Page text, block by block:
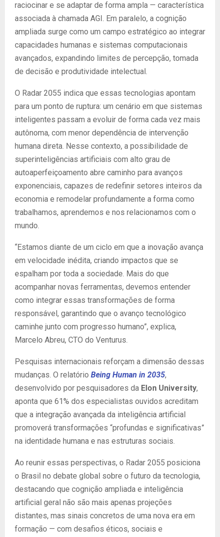
raciocinar e se adaptar de forma ampla — característica
associada à chamada AGI. Em paralelo, a cognição
ampliada surge como um campo estratégico ao integrar
capacidades humanas e sistemas computacionais
avançados, expandindo limites de percepção, tomada
de decisão e produtividade intelectual.
O Radar 2055 indica que essas tecnologias apontam
para um ponto de ruptura: um cenário em que sistemas
inteligentes passam a evoluir de forma cada vez mais
autônoma, com menor dependência de intervenção
humana direta. Nesse contexto, a possibilidade de
superinteligências artificiais com alto grau de
autoaperfeiçoamento abre caminho para avanços
exponenciais, capazes de redefinir setores inteiros da
economia e remodelar profundamente a forma como
trabalhamos, aprendemos e nos relacionamos com o
mundo.
“Estamos diante de um ciclo em que a inovação avança
em velocidade inédita, criando impactos que se
espalham por toda a sociedade. Mais do que
acompanhar novas ferramentas, devemos entender
como integrar essas transformações de forma
responsável, garantindo que o avanço tecnológico
caminhe junto com progresso humano”, explica,
Marcelo Abreu, CTO do Venturus.
Pesquisas internacionais reforçam a dimensão dessas
mudanças. O relatório Being Human in 2035,
desenvolvido por pesquisadores da Elon University,
aponta que 61% dos especialistas ouvidos acreditam
que a integração avançada da inteligência artificial
promoverá transformações “profundas e significativas”
na identidade humana e nas estruturas sociais.
Ao reunir essas perspectivas, o Radar 2055 posiciona
o Brasil no debate global sobre o futuro da tecnologia,
destacando que cognição ampliada e inteligência
artificial geral não são mais apenas projeções
distantes, mas sinais concretos de uma nova era em
formação — com desafios éticos, sociais e